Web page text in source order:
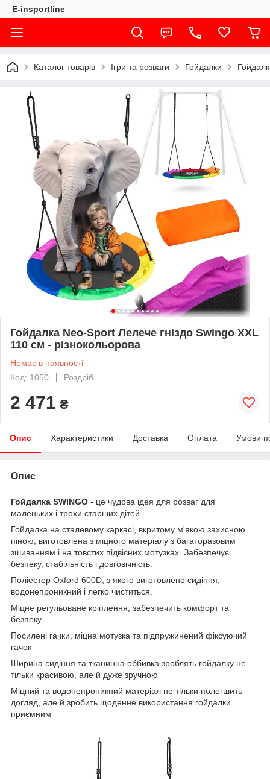
E-insportline
Каталог товарів Ігри та розваги Гойдалки
Гойдалка Neo-Sport Лелече гніздо Swingo XXL
110 см - різнокольорова
Немає в наявності
Код: 1050
Роздріб
2 471 ₴
Опис Характеристики Доставка Оплата Умови
Опис
Гойдалка SWINGO - це чудова ідея для розваг для
маленьких і трохи старших дітей.
Гойдалка на сталевому каркасі, вкритому м'якою захисною
піною, виготовлена з міцного матеріалу з багаторазовим
зшиванням і на товстих підвісних мотузках. Забезпечує
безпеку, стабільність і довговічність.
Поліестер Oxford 600D, з якого виготовлено сидіння,
водонепроникний і легко чиститься.
Міцне регульоване кріплення, забезпечить комфорт та
безпеку
Посилені гачки, міцна мотузка та підпружинений фіксуючий
гачок
Ширина сидіння та тканинна оббивка зроблять гойдалку не
тільки красивою, але й дуже зручною
Міцний та водонепроникний матеріал не тільки полегшить
догляд, але й зробить щоденне використання гойдалки
приємним